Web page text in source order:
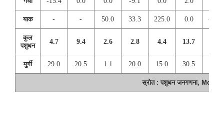
याक - - 50.0 33.3 225.0 0.0 -69.2
कुल
पशुधन
4.7 9.4 2.6 2.8 4.4 13.7
मुर्गी 29.0 20.5 1.1 20.0 15.0 30.5
स्रोत : पशुधन जनगणना,